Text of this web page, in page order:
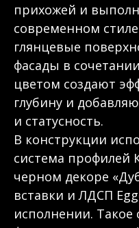
прихожей и
современном
глянцевые
фасады в
цветом создают
глубину и
и статусность.
В конструкции
система профилей
черном декоре
вставки и ЛДСП
исполнении. Такое